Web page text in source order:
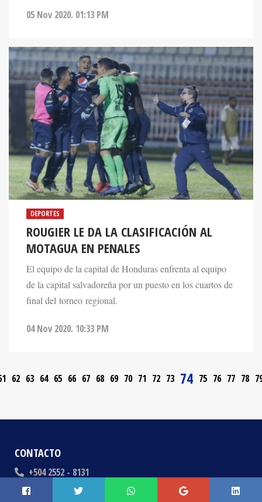
05 Nov 2020. 01:13 PM
DEPORTES
ROUGIER LE DA LA CLASIFICACIÓN AL
MOTAGUA EN PENALES
El equipo de la capital de Honduras enfrenta al equipo
de la capital salvadoreña por un puesto en los cuartos de
final del torneo regional.
04 Nov 2020. 10:33 PM
62 63 64 65 66 67 68 69 70 71 72 73 74 75 76 77 78
CONTACTO
+504 2552 - 8131
info@inter.hn